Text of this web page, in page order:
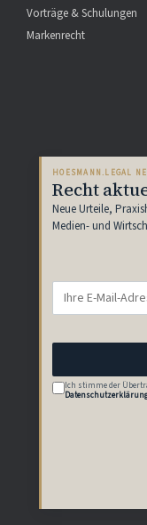
Vorträge & Schulungen
Markenrecht
HOESMANN.LEGAL
Recht
Neue Urteile,
Medien- und
Mail-
Adresse
Ich stimme der